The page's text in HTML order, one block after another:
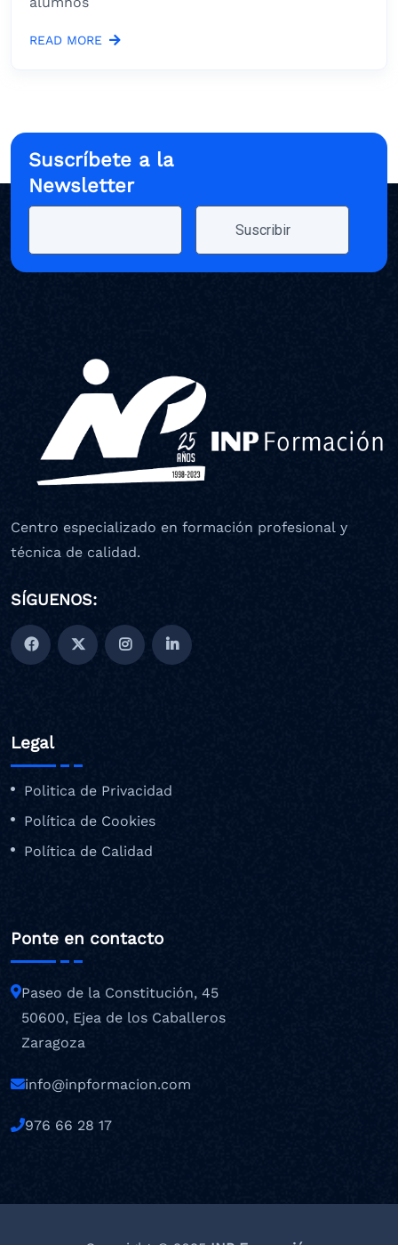
READ MORE
Suscríbete a la
Newsletter
Centro especializado en formación profesional y
técnica de calidad.
SÍGUENOS:
Legal
Politica de Privacidad
Política de Cookies
Política de Calidad
Ponte en contacto
Paseo de la Constitución, 45
50600, Ejea de los Caballeros
Zaragoza
info@inpformacion.com
976 66 28 17